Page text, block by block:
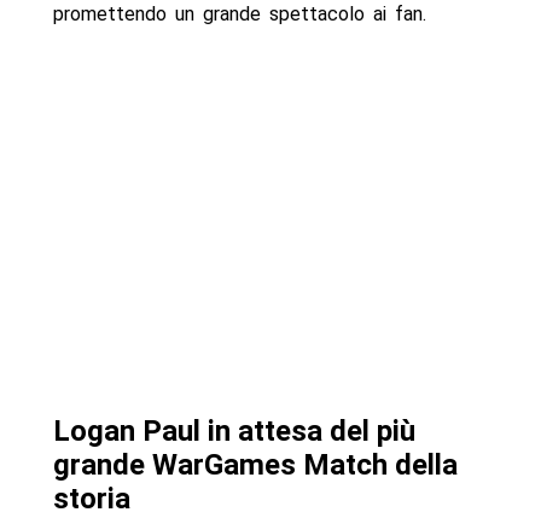
promettendo un grande spettacolo ai fan.
Logan Paul in attesa del più
grande WarGames Match della
storia